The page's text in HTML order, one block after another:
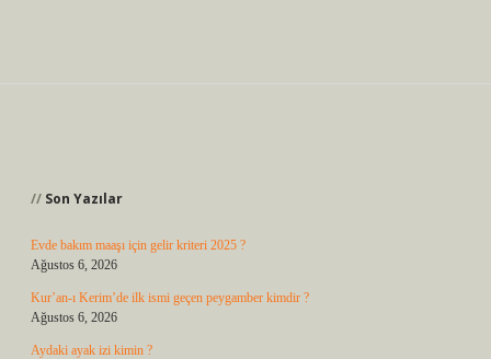
Son Yazılar
Evde bakım maaşı için gelir kriteri 2025 ?
Ağustos 6, 2026
Kur’an-ı Kerim’de ilk ismi geçen peygamber kimdir ?
Ağustos 6, 2026
Aydaki ayak izi kimin ?